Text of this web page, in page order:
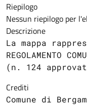
Riepilogo
Nessun riepilogo per
Descrizione
La mappa
REGOLAMENTO
(n. 124
Crediti
Comune di